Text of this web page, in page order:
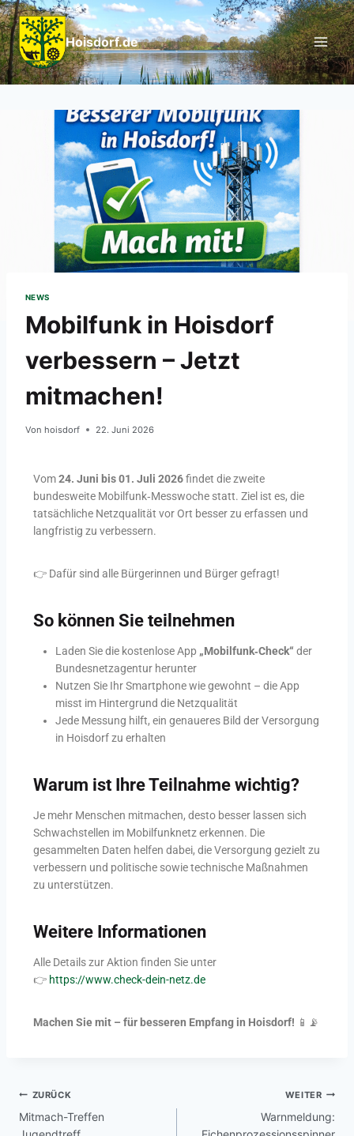
Hoisdorf.de
NEWS
Mobilfunk in Hoisdorf
verbessern – Jetzt
mitmachen!
Von hoisdorf 22. Juni 2026
Vom24. Juni bis 01. Juli 2026findet die zweite
bundesweite Mobilfunk‑Messwoche statt. Ziel ist es, die
tatsächliche Netzqualität vor Ort besser zu erfassen und
langfristig zu verbessern.
👉 Dafür sind alle Bürgerinnen und Bürger gefragt!
So können Sie teilnehmen
Laden Sie die kostenlose App „Mobilfunk‑Check“ der
Bundesnetzagentur herunter
Nutzen Sie Ihr Smartphone wie gewohnt – die App
misst im Hintergrund die Netzqualität
Jede Messung hilft, ein genaueres Bild der Versorgung
in Hoisdorf zu erhalten
Warum ist Ihre Teilnahme wichtig?
Je mehr Menschen mitmachen, desto besser lassen sich
Schwachstellen im Mobilfunknetz erkennen. Die
gesammelten Daten helfen dabei, die Versorgung gezielt zu
verbessern und politische sowie technische Maßnahmen
zu unterstützen.
Weitere Informationen
Alle Details zur Aktion finden Sie unter
👉 https://www.check-dein-netz.de
Machen Sie mit – für besseren Empfang in Hoisdorf! 📱📡
ZURÜCK
Mitmach-Treffen
WEITER
Warnmeldung: